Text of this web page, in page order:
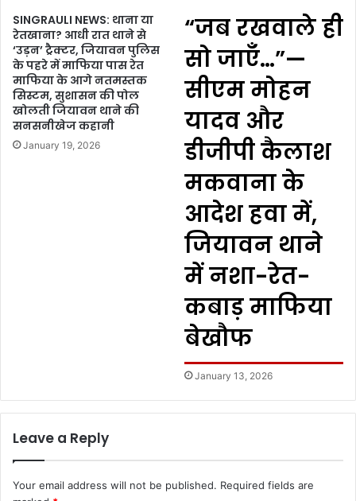
SINGRAULI NEWS: थाना या
रेतखाना? आधी रात थाने से
‘उड़न’ ट्रैक्टर, जियावन पुलिस
के पहरे में माफिया पास रेत
माफिया के आगे नतमस्तक
सिस्टम, सुशासन की पोल
खोलती जियावन थाने की
सनसनीखेज कहानी
January 19, 2026
“जब रखवाले ही
सो जाएँ…”—
सीएम मोहन
यादव और
डीजीपी कैलाश
मकवाना के
आदेश हवा में,
जियावन थाने
में नशा-रेत-
कबाड़ माफिया
बेखौफ
January 13, 2026
Leave a Reply
Your email address will not be published. Required fields are